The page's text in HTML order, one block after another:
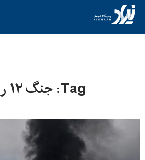
Tag: جنگ ۱۲ روزه